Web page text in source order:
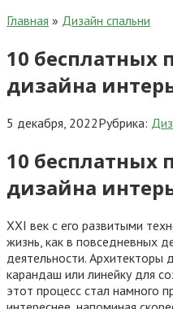
Главная » Дизайн спальни
10 бесплатных
дизайна
5 декабря, 2022Рубрика:
10 бесплатных
дизайна
XXI век с его развитыми
жизнь, как в повседневных
деятельности. Архитекторы
карандаш или линейку для
этот процесс стал намного